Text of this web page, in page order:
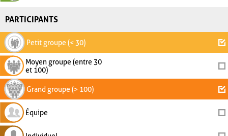
PARTICIPANTS
Petit groupe (< 30)
Moyen groupe (entre 30
et 100)
Grand groupe (> 100)
Équipe